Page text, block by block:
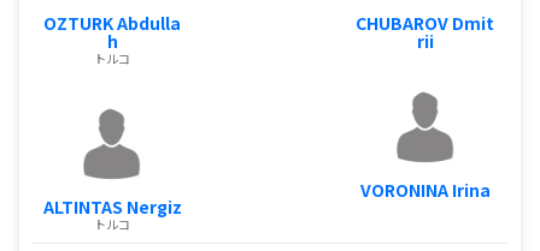
OZTURK Abdulla
h
トルコ
ALTINTAS Nergiz
トルコ
CHUBAROV Dmit
rii
VORONINA Irina